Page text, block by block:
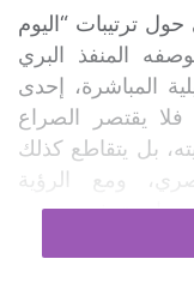
ترتيبات “اليوم
المنفذ البري
المباشرة، إحدى
يقتصر الصراع
بل يتقاطع كذلك
ومع الرؤية
في جنوب